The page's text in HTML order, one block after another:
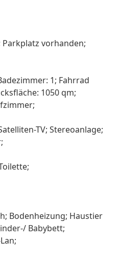
vorhanden;
1; Fahrrad
1050 qm;
TV; Stereoanlage;
Bodenheizung; Haustier
Babybett;